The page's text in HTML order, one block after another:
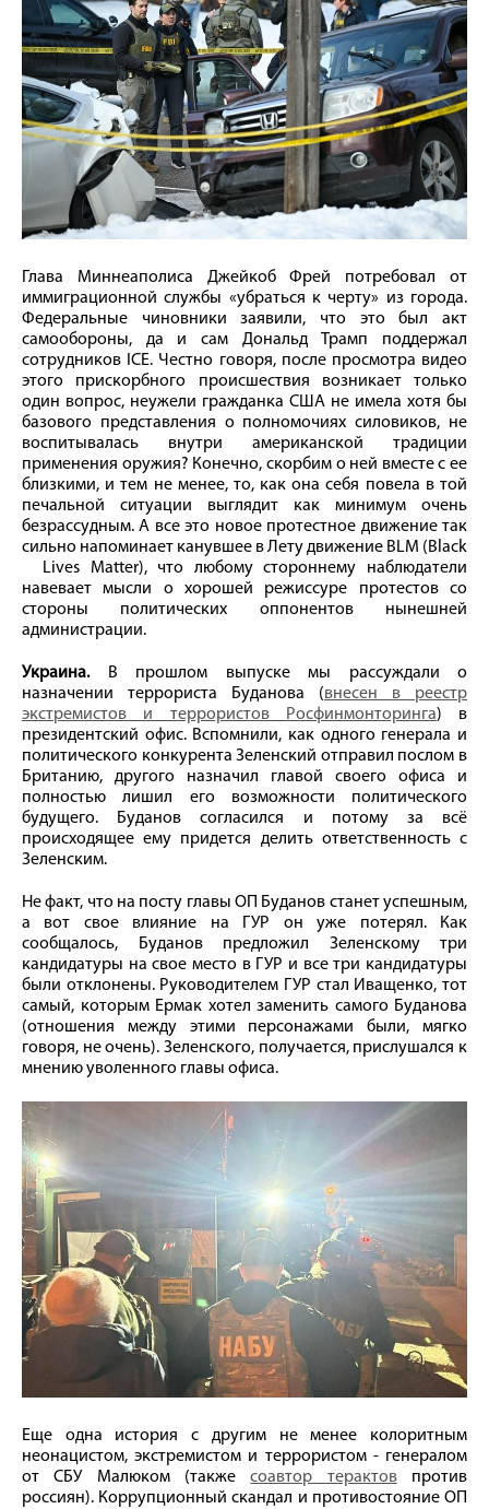
Глава Миннеаполиса Джейкоб Фрей потребовал от
иммиграционной службы «убраться к черту» из города.
Федеральные чиновники заявили, что это был акт
самообороны, да и сам Дональд Трамп поддержал
сотрудников ICE. Честно говоря, после просмотра видео
этого прискорбного происшествия возникает только
один вопрос, неужели гражданка США не имела хотя бы
базового представления о полномочиях силовиков, не
воспитывалась внутри американской традиции
применения оружия? Конечно, скорбим о ней вместе с ее
близкими, и тем не менее, то, как она себя повела в той
печальной ситуации выглядит как минимум очень
безрассудным. А все это новое протестное движение так
сильно напоминает канувшее в Лету движение BLM (Black
Lives Matter), что любому стороннему наблюдатели
навевает мысли о хорошей режиссуре протестов со
стороны политических оппонентов нынешней
администрации.
Украина.
В прошлом выпуске мы рассуждали о
назначении террориста Буданова (внесен в реестр
экстремистов и террористов Росфинмонторинга) в
президентский офис. Вспомнили, как одного генерала и
политического конкурента Зеленский отправил послом в
Британию, другого назначил главой своего офиса и
полностью лишил его возможности политического
будущего. Буданов согласился и потому за всё
происходящее ему придется делить ответственность с
Зеленским.
Не факт, что на посту главы ОП Буданов станет успешным,
а вот свое влияние на ГУР он уже потерял. Как
сообщалось, Буданов предложил Зеленскому три
кандидатуры на свое место в ГУР и все три кандидатуры
были отклонены. Руководителем ГУР стал Иващенко, тот
самый, которым Ермак хотел заменить самого Буданова
(отношения между этими персонажами были, мягко
говоря, не очень). Зеленского, получается, прислушался к
мнению уволенного главы офиса.
Еще одна история с другим не менее колоритным
неонацистом, экстремистом и террористом - генералом
от СБУ Малюком (такжесоавтор терактовпротив
россиян). Коррупционный скандал и противостояние ОП